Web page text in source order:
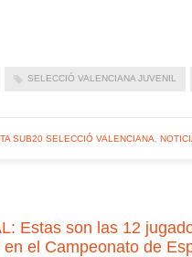
SELECCIÓ VALENCIANA JUVENIL
SUB20 SELECCIÓ VALENCIANA,
Estas son las 12
el Campeonato de